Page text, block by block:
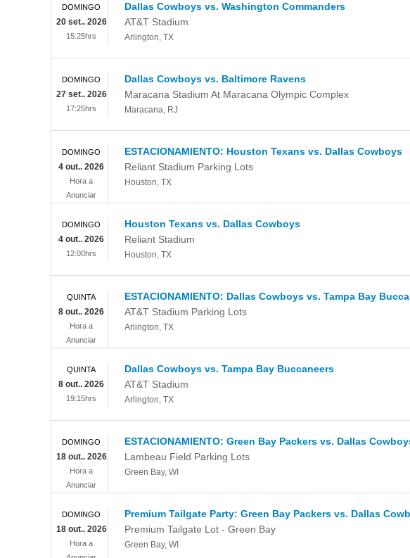
Dallas Cowboys vs. Washington Commanders
AT&T Stadium
Arlington, TX
DOMINGO
20 set.. 2026
15:25hrs
Dallas Cowboys vs. Baltimore Ravens
Maracana Stadium At Maracana Olympic Complex
Maracana, RJ
DOMINGO
27 set.. 2026
17:25hrs
ESTACIONAMIENTO: Houston Texans vs. Dallas Cowboys
Reliant Stadium Parking Lots
Houston, TX
DOMINGO
4 out.. 2026
Hora a
Anunciar
Houston Texans vs. Dallas Cowboys
Reliant Stadium
Houston, TX
DOMINGO
4 out.. 2026
12:00hrs
ESTACIONAMIENTO: Dallas Cowboys vs. Tampa Bay
AT&T Stadium Parking Lots
Arlington, TX
QUINTA
8 out.. 2026
Hora a
Anunciar
Dallas Cowboys vs. Tampa Bay Buccaneers
AT&T Stadium
Arlington, TX
QUINTA
8 out.. 2026
19:15hrs
ESTACIONAMIENTO: Green Bay Packers vs. Dallas
Lambeau Field Parking Lots
Green Bay, WI
DOMINGO
18 out.. 2026
Hora a
Anunciar
Premium Tailgate Party: Green Bay Packers vs. Dallas
Premium Tailgate Lot - Green Bay
Green Bay, WI
DOMINGO
18 out.. 2026
Hora a